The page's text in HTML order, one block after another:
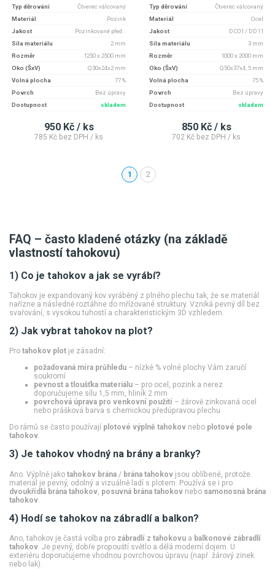
Typ děrování
Čtverec válcovaný
Materiál
Pozink
Jakost
Pozinkované před..
Síla materiálu
2 mm
Rozměr
1250 x 2500 mm
Oko (ŠxV)
Q30x24x2 mm
Volná plocha
77 %
Povrch
Bez úpravy
Dostupnost
skladem
950 Kč / ks
785 Kč bez DPH / ks
Typ děrování
Čtverec válcovaný
Materiál
Ocel
Jakost
DC01 / DD11
Síla materiálu
3 mm
Rozměr
1000 x 2000 mm
Oko (ŠxV)
Q50x37x4, 5 mm
Volná plocha
75 %
Povrch
Bez úpravy
Dostupnost
skladem
850 Kč / ks
702 Kč bez DPH / ks
1(aktuální)
2
FAQ – často kladené otázky (na základě
vlastností tahokovu)
1) Co je tahokov a jak se vyrábí?
Tahokov je expandovaný kov vyráběný z plného plechu tak, že se materiál
nařízne a následně roztáhne do mřížované struktury. Vzniká pevný díl bez
svařování, s vysokou tuhostí a charakteristickým 3D vzhledem.
2) Jak vybrat tahokov na plot?
Pro tahokov plot je zásadní:
požadovaná míra průhledu – nízké % volné plochy Vám zaručí
soukromí
pevnost a tloušťka materiálu – pro ocel, pozink a nerez
doporučujeme sílu 1,5 mm, hliník 2 mm
povrchová úprava pro venkovní použití – žárově zinkovaná ocel
nebo prášková barva s chemickou předúpravou plechu
Do rámů se často používají plotové výplně tahokov nebo plotové pole
tahokov.
3) Je tahokov vhodný na brány a branky?
Ano. Výplně jako tahokov brána / brána tahokov jsou oblíbené, protože
materiál je pevný, odolný a vizuálně ladí s plotem. Používá se i pro
dvoukřídlá brána tahokov posuvná brána tahokov nebo samonosná brána
tahokov
4) Hodí se tahokov na zábradlí a balkon?
Ano, tahokov je častá volba pro zábradlí z tahokovu a balkonové zábradlí
tahokov. Je pevný, dobře propouští světlo a dělá moderní dojem. U
exteriéru doporučujeme vhodnou povrchovou úpravu (např. žárový zinek
nebo lak).